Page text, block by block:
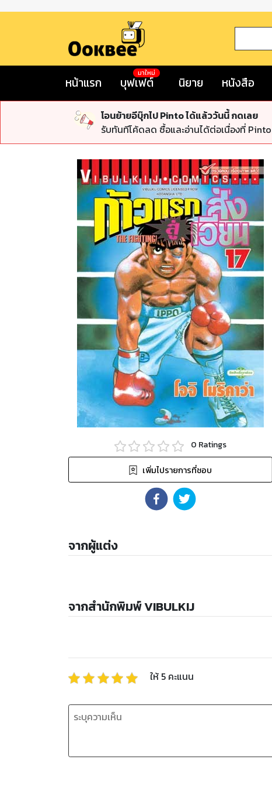
หน้าแรก บุฟเฟต์
มาใหม่
นิยาย หนังสือ
โอนย้ายอีบุ๊กไป Pinto ได้แล้ววันนี้ กดเลย
รับทันทีโค้ดลด ซื้อและอ่านได้ต่อเนื่องที่ Pinto
0 Ratings
เพิ่มไปรายการที่ชอบ
จากผู้แต่ง
จากสำนักพิมพ์ VIBULKIJ
ให้ 5 คะแนน